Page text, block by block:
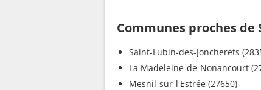
Communes proches de
Saint-Lubin-des-Joncherets
La Madeleine-de-Nonancourt
Mesnil-sur-l'Estrée (27650)